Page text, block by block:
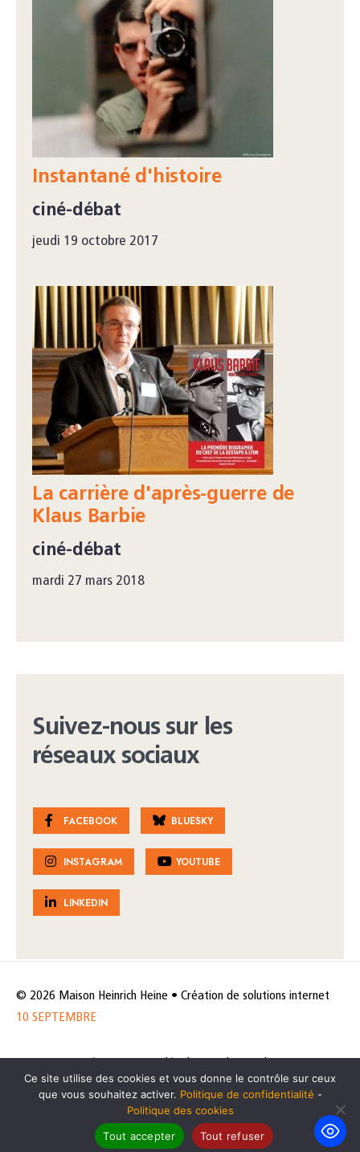
Instantané d'histoire
ciné-débat
jeudi 19 octobre 2017
La carrière d'après-guerre de
Klaus Barbie
ciné-débat
mardi 27 mars 2018
Suivez-nous sur les
réseaux sociaux
FACEBOOK BLUESKY
INSTAGRAM YOUTUBE
LINKEDIN
© 2026 Maison Heinrich Heine • Création de solutions internet
10 SEPTEMBRE
de données
Politique des cookies
Ce site utilise des cookies et vous donne le contrôle sur ceux
que vous souhaitez activer. Politique de confidentialité -
Politique des cookies
Tout accepter
Tout refuser